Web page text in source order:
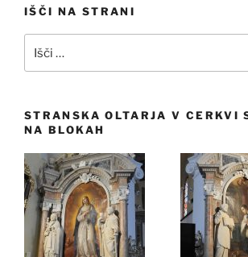
IŠČI NA STRANI
STRANSKA OLTARJA V CERKVI
NA BLOKAH